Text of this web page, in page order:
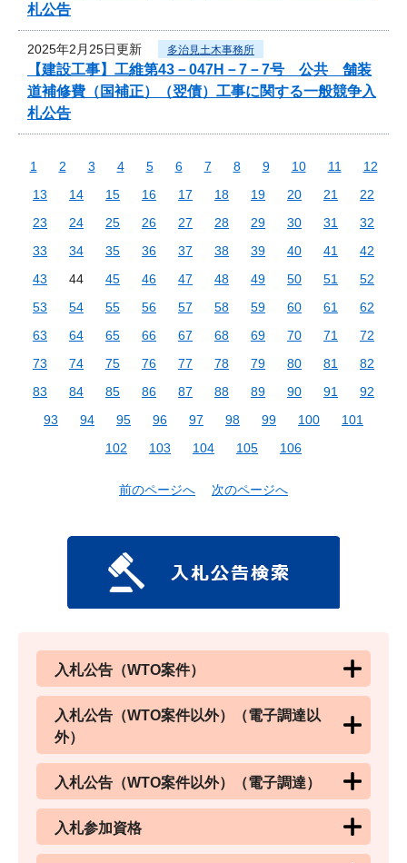
札公告
2025年2月25日更新 多治見土木事務所
【建設工事】工維第43－047H－7－7号 公共 舗装
道補修費（国補正）（翌債）工事に関する一般競争入
札公告
1 2 3 4 5 6 7 8 9 10 11
12
13
14 15 16 17 18 19 20 21
22
23
24 25 26 27 28 29 30 31
32
33
34 35 36 37 38 39 40 41
42
43
44 45 46 47 48 49 50 51
52
53
54 55 56 57 58 59 60 61
62
63
64 65 66 67 68 69 70 71
72
73
74 75 76 77 78 79 80 81
82
83
84 85 86 87 88 89 90 91
92
93
94 95 96 97 98 99 100
101
102
103 104 105 106
前のページへ 次のページへ
入札公告（WTO案件）
入札公告（WTO案件以外）（電子調達以
外）
入札公告（WTO案件以外）（電子調達）
入札参加資格